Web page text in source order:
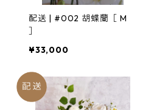
配送 | #002 胡蝶蘭［ M
］
¥33,000